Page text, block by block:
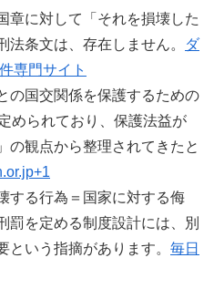
章に対して「それを損壊した
法条文は、存在しません。
ダ
専門サイト
の国交関係を保護するための
められており、保護法益が
の観点から整理されてきたと
する行為＝国家に対する侮
罰を定める制度設計には、別
いう指摘があります。 毎日